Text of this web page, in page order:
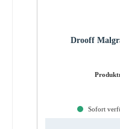
Drooff
Sofort